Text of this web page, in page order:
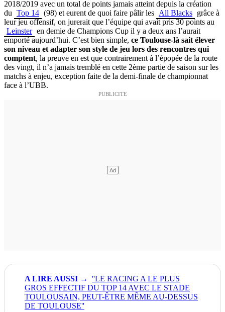
2018/2019 avec un total de points jamais atteint depuis la création
du Top 14 (98) et eurent de quoi faire pâlir les All Blacks grâce à
leur jeu offensif, on jurerait que l’équipe qui avait pris 30 points au
Leinster en demie de Champions Cup il y a deux ans l’aurait
emporté aujourd’hui. C’est bien simple, ce Toulouse-là sait élever
son niveau et adapter son style de jeu lors des rencontres qui
comptent, la preuve en est que contrairement à l’épopée de la route
des vingt, il n’a jamais tremblé en cette 2ème partie de saison sur les
matchs à enjeu, exception faite de la demi-finale de championnat
face à l’UBB.
''LE RACING A LE PLUS
GROS EFFECTIF DU TOP 14 AVEC LE STADE
TOULOUSAIN, PEUT-ÊTRE MÊME AU-DESSUS
DE TOULOUSE''